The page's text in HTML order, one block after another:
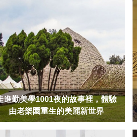
進勤美學1001夜的故事裡，體驗
由老樂園重生的美麗新世界